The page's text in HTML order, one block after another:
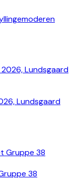
Lundsgaard
38